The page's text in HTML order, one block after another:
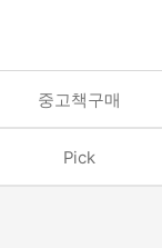
중고책구매
Pick